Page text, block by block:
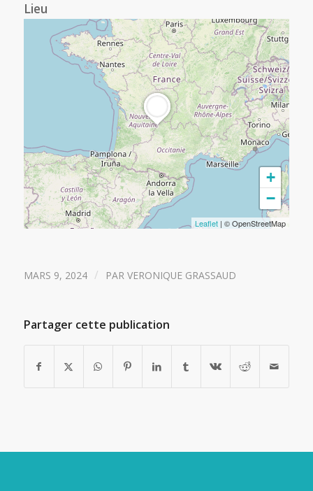
Lieu
+
−
Leaflet | © OpenStreetMap
MARS 9, 2024 / PAR VERONIQUE GRASSAUD
Partager cette publication